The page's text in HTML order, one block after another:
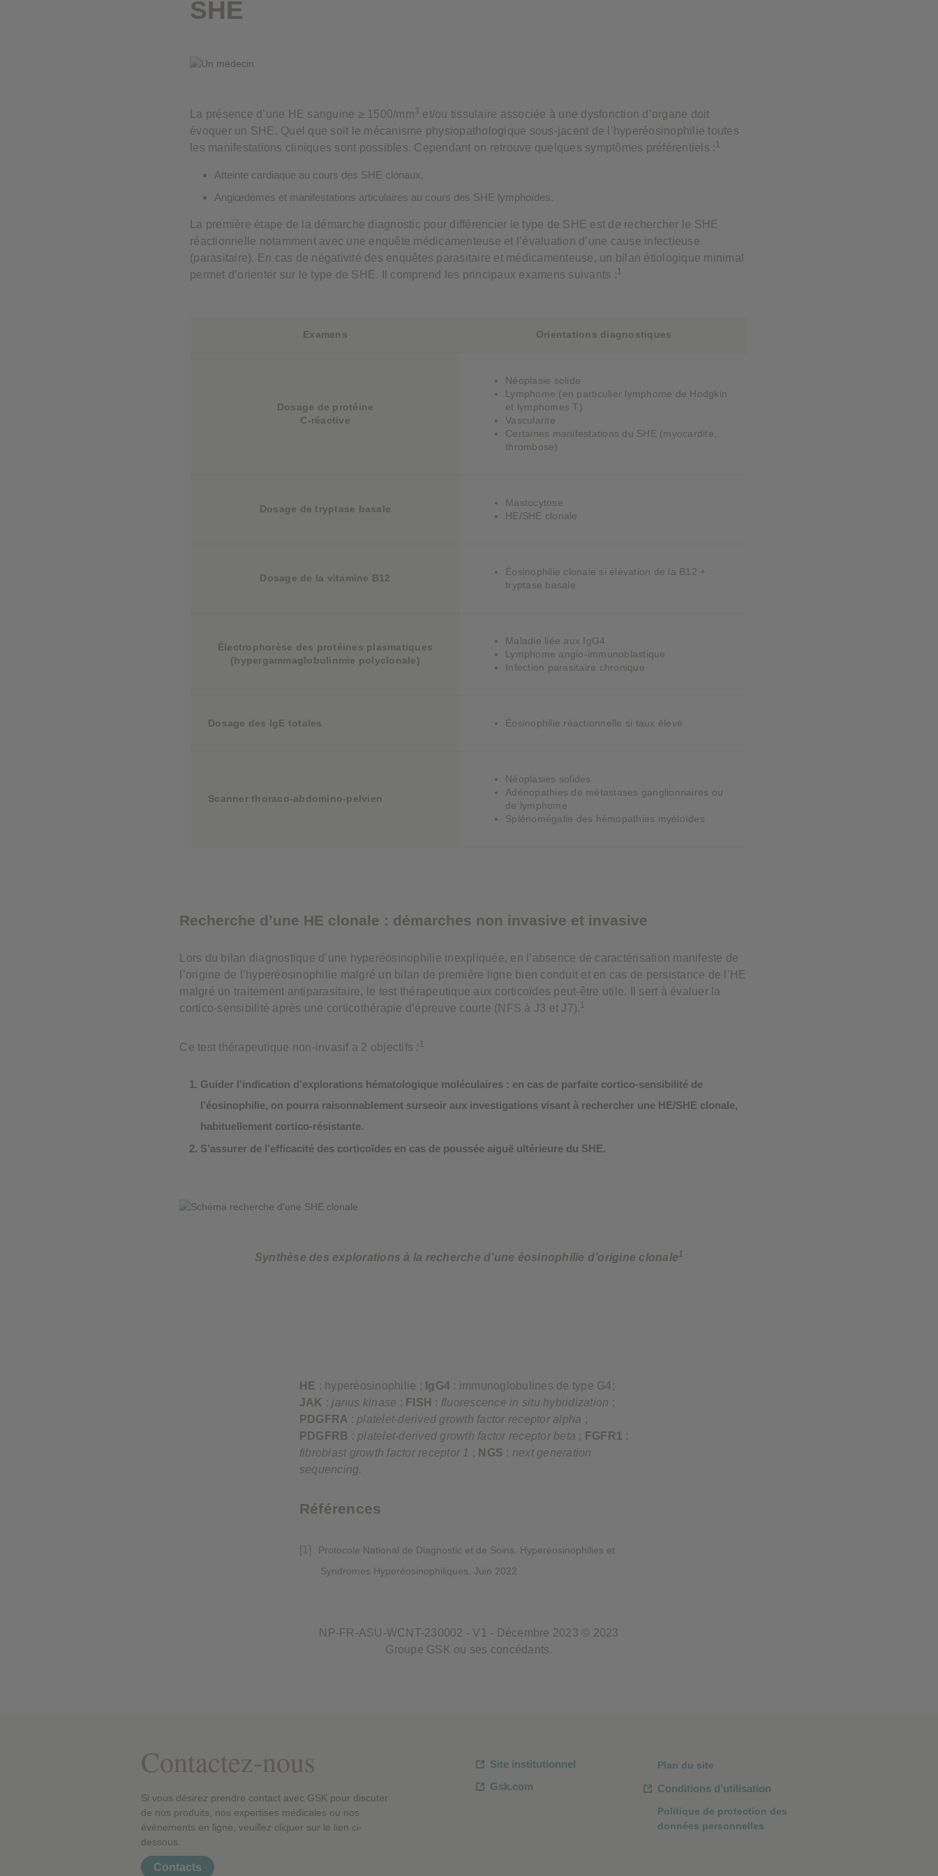
SHE
La présence d’une HE sanguine ≥ 1500/mm3 et/ou tissulaire associée à une dysfonction d’organe doit
évoquer un SHE. Quel que soit le mécanisme physiopathologique sous-jacent de l’hyperéosinophilie toutes
les manifestations cliniques sont possibles. Cependant on retrouve quelques symptômes préférentiels :1
Atteinte cardiaque au cours des SHE clonaux.
Angiœdèmes et manifestations articulaires au cours des SHE lymphoïdes.
La première étape de la démarche diagnostic pour différencier le type de SHE est de rechercher le SHE
réactionnelle notamment avec une enquête médicamenteuse et l’évaluation d’une cause infectieuse
(parasitaire). En cas de négativité des enquêtes parasitaire et médicamenteuse, un bilan étiologique minimal
permet d’orienter sur le type de SHE. Il comprend les principaux examens suivants :1
Examens Orientations diagnostiques
Dosage de protéine
C-réactive
Néoplasie solide
Lymphome (en particulier lymphome de Hodgkin
et lymphomes T)
Vascularite
Certaines manifestations du SHE (myocardite,
thrombose)
Dosage de tryptase basale
Mastocytose
HE/SHE clonale
Dosage de la vitamine B12
Éosinophilie clonale si élévation de la B12 +
tryptase basale
Électrophorèse des protéines plasmatiques
(hypergammaglobulinmie polyclonale)
Maladie liée aux IgG4
Lymphome angio-immunoblastique
Infection parasitaire chronique
Dosage des IgE totales Éosinophilie réactionnelle si taux élevé
Scanner thoraco-abdomino-pelvien
Néoplasies solides
Adénopathies de métastases ganglionnaires ou
de lymphome
Splénomégalie des hémopathies myéloïdes
Recherche d’une HE clonale : démarches non invasive et invasive
Lors du bilan diagnostique d’une hyperéosinophilie inexpliquée, en l’absence de caractérisation manifeste de
l’origine de l’hyperéosinophilie malgré un bilan de première ligne bien conduit et en cas de persistance de l’HE
malgré un traitement antiparasitaire, le test thérapeutique aux corticoïdes peut-être utile. Il sert à évaluer la
cortico-sensibilité après une corticothérapie d’épreuve courte (NFS à J3 et J7).1
Ce test thérapeutique non-invasif a 2 objectifs : 1
Guider l’indication d’explorations hématologique moléculaires : en cas de parfaite cortico-sensibilité de
l’éosinophilie, on pourra raisonnablement surseoir aux investigations visant à rechercher une HE/SHE clonale,
habituellement cortico-résistante.
S’assurer de l’efficacité des corticoïdes en cas de poussée aiguë ultérieure du SHE.
Synthèse des explorations à la recherche d’une éosinophilie d’origine clonale1
HE : hyperéosinophilie ; IgG4 : immunoglobulines de type G4;
JAK : janus kinase ; FISH : fluorescence in situ hybridization ;
PDGFRA : platelet-derived growth factor receptor alpha ;
PDGFRB : platelet-derived growth factor receptor beta ; FGFR1 :
fibroblast growth factor receptor 1 ; NGS : next generation
sequencing.
Références
Protocole National de Diagnostic et de Soins. Hyperéosinophilies et
Syndromes Hyperéosinophiliques. Juin 2022.
NP-FR-ASU-WCNT-230002 - V1 - Décembre 2023 © 2023
Groupe GSK ou ses concédants.
Contactez-nous
Si vous désirez prendre contact avec GSK pour discuter
de nos produits, nos expertises médicales ou nos
évènements en ligne, veuillez cliquer sur le lien ci-
dessous.
Contacts
Site institutionnel
Gsk.com
Plan du site
Conditions d’utilisation
Politique de protection des
données personnelles
fonctionneront alors pas. Ces cookies ne stockent aucune information personnelle identifiable.
Cookies publicitaires